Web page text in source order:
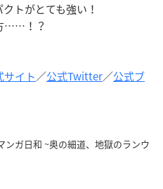
トがとても強い！
……！？
サイト／公式Twitter／公式ブ
ガ日和 ~奥の細道、地獄のランウ